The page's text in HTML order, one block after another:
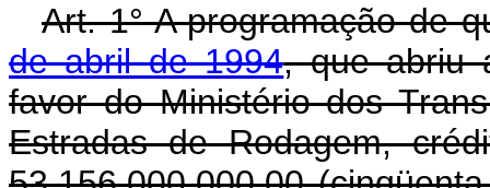
Art. 1° A programação de
de abril de 1994, que abriu
favor do Ministério dos
Estradas de Rodagem,